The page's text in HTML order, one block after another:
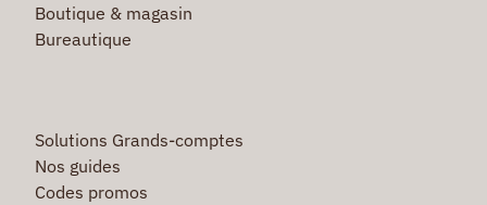
Boutique & magasin
Bureautique
Solutions Grands-comptes
Nos guides
Codes promos